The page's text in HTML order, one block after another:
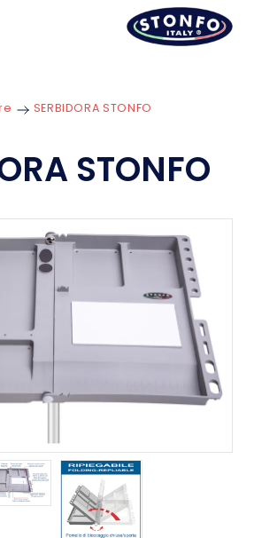
SERBIDORA STONFO
STONFO